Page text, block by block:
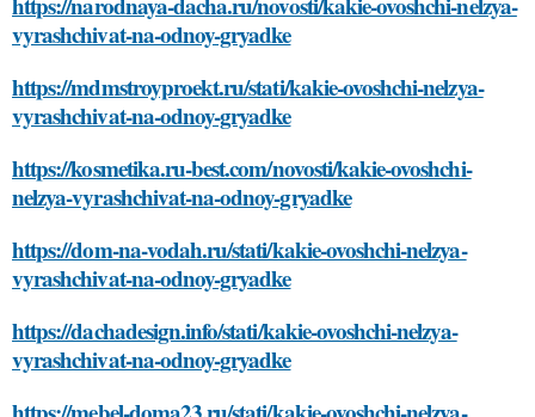
vyrashchivat-na-odnoy-gryadke
https://mdmstroyproekt.ru/stati/kakie-ovoshchi-nelzya-
vyrashchivat-na-odnoy-gryadke
https://kosmetika.ru-best.com/novosti/kakie-ovoshchi-
nelzya-vyrashchivat-na-odnoy-gryadke
https://dom-na-vodah.ru/stati/kakie-ovoshchi-nelzya-
vyrashchivat-na-odnoy-gryadke
https://dachadesign.info/stati/kakie-ovoshchi-nelzya-
vyrashchivat-na-odnoy-gryadke